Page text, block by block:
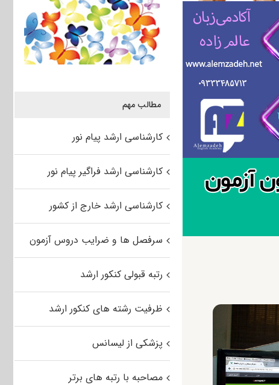
مطالب مهم
کارشناسی ارشد پیام نور
کارشناسی ارشد فراگیر پیام نور
کارشناسی ارشد خارج از کشور
سرفصل ها و ضرایب دروس آزمون
رتبه قبولی کنکور ارشد
ظرفیت رشته های کنکور ارشد
پزشکی از لیسانس
مصاحبه با رتبه های برتر